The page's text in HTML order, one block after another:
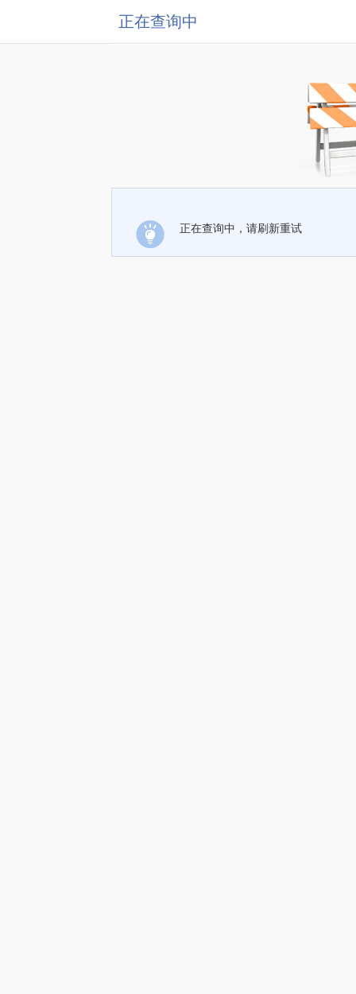
正在查询中
正在查询中，请刷新重试